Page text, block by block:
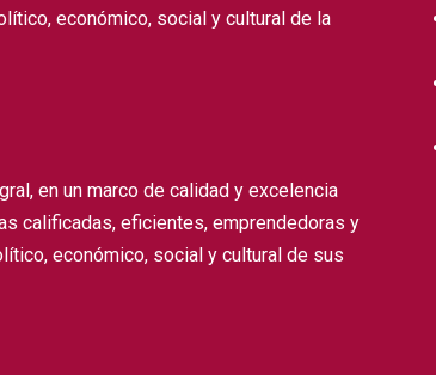
económico, social y cultural de la
en un marco de calidad y excelencia
calificadas, eficientes, emprendedoras y
económico, social y cultural de sus